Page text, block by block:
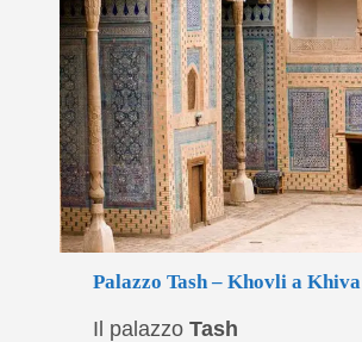
Palazzo Tash – Khovli a Khiva
Il palazzo Tash